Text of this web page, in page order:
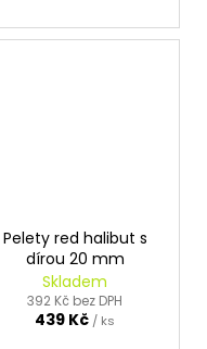
Pelety red halibut s
dírou 20 mm
Skladem
392 Kč bez DPH
439 Kč / ks